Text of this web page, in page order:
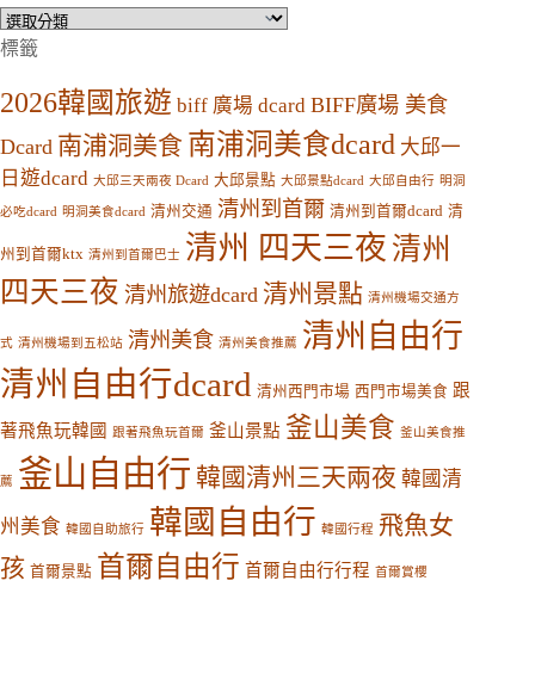
分
類
標籤
2026韓國旅遊 biff 廣場 dcard BIFF廣場 美食
Dcard 南浦洞美食 南浦洞美食dcard 大邱一
日遊dcard 大邱三天兩夜 Dcard 大邱景點 大邱景點dcard 大邱自由行 明洞
必吃dcard 明洞美食dcard 清州交通 清州到首爾 清州到首爾dcard 清
州到首爾ktx 清州到首爾巴士 清州 四天三夜 清州
四天三夜 清州旅遊dcard 清州景點 清州機場交通方
式 清州機場到五松站 清州美食 清州美食推薦 清州自由行
清州自由行dcard 清州西門市場 西門市場美食 跟
著飛魚玩韓國 跟著飛魚玩首爾 釜山景點 釜山美食 釜山美食推
薦 釜山自由行 韓國清州三天兩夜 韓國清
州美食 韓國自助旅行 韓國自由行 韓國行程 飛魚女
孩 首爾景點 首爾自由行 首爾自由行行程 首爾賞櫻